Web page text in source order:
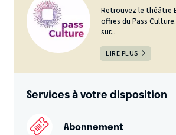
Retrouvez le théâtre
offres du Pass
sur...
LIRE PLUS
Services à votre disposition
Abonnement